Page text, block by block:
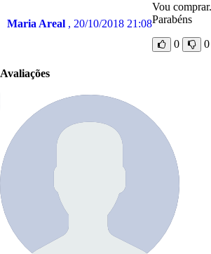
Maria Areal , 20/10/2018 21:08
Vou
Parabéns
0 0
Avaliações